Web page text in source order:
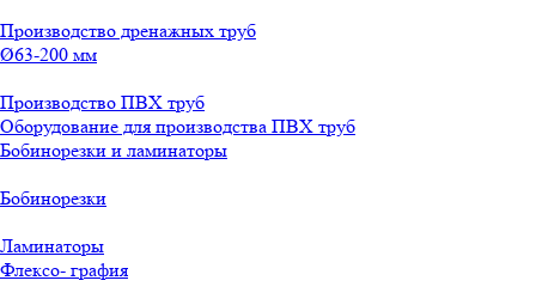
Производство дренажных труб
Ø63-200 мм
Производство ПВХ труб
Оборудование для производства ПВХ труб
Бобинорезки и ламинаторы
Бобинорезки
Ламинаторы
Флексо- графия